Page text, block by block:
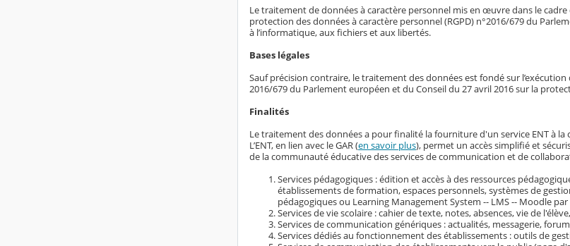
Le traitement de données à caractère personnel mis en œuvre dans le
protection des données à caractère personnel (RGPD) n°2016/679 du
à l’informatique, aux fichiers et aux libertés.
Bases légales
Sauf précision contraire, le traitement des données est fondé sur
2016/679 du Parlement européen et du Conseil du 27 avril 2016 sur la
Finalités
Le traitement des données a pour finalité la fourniture d'un service ENT à
L’ENT, en lien avec le GAR (en savoir plus), permet un accès simplifié et
de la communauté éducative des services de communication et de
Services pédagogiques : édition et accès à des ressources
établissements de formation, espaces personnels, systèmes de
pédagogiques ou Learning Management System -- LMS -- Moodle
Services de vie scolaire : cahier de texte, notes, absences, vie de
Services de communication génériques : actualités, messagerie,
Services dédiés au fonctionnement des établissements : outils de